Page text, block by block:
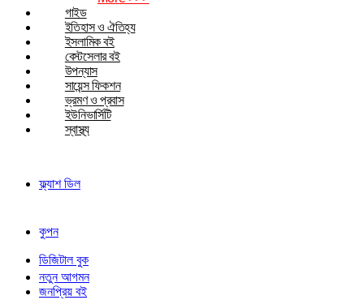
গাইড
ইতিহাস ও ঐতিহ্য
ইসলামিক বই
বেস্টসেলার বই
উপন্যাস
সায়েন্স ফিকশন
ভ্রমণ ও প্রবাস
ইউনিভার্সিটি
স্বাস্থ্য
ফ্ল্যাশ ডিল
কুপন
ডিজিটাল বুক
নতুন আগমন
জনপ্রিয় বই